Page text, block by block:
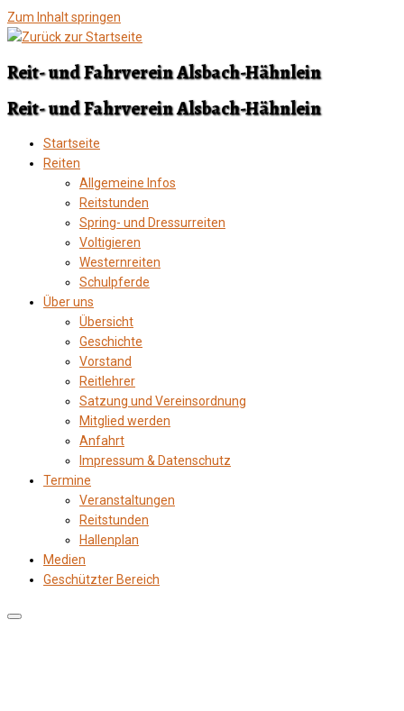
Zum Inhalt springen
Reit- und Fahrverein Alsbach-Hähnlein
Reit- und Fahrverein Alsbach-Hähnlein
Startseite
Reiten
Allgemeine Infos
Reitstunden
Spring- und Dressurreiten
Voltigieren
Westernreiten
Schulpferde
Über uns
Übersicht
Geschichte
Vorstand
Reitlehrer
Satzung und Vereinsordnung
Mitglied werden
Anfahrt
Impressum & Datenschutz
Termine
Veranstaltungen
Reitstunden
Hallenplan
Medien
Geschützter Bereich